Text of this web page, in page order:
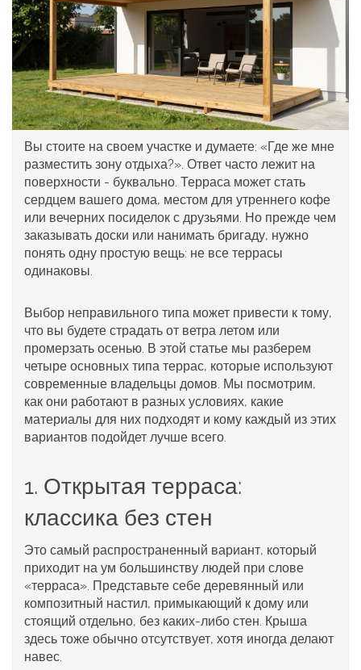
Вы стоите на своем участке и думаете: «Где же мне
разместить зону отдыха?». Ответ часто лежит на
поверхности - буквально. Терраса может стать
сердцем вашего дома, местом для утреннего кофе
или вечерних посиделок с друзьями. Но прежде чем
заказывать доски или нанимать бригаду, нужно
понять одну простую вещь: не все террасы
одинаковы.
Выбор неправильного типа может привести к тому,
что вы будете страдать от ветра летом или
промерзать осенью. В этой статье мы разберем
четыре основных типа террас, которые используют
современные владельцы домов. Мы посмотрим,
как они работают в разных условиях, какие
материалы для них подходят и кому каждый из этих
вариантов подойдет лучше всего.
1. Открытая терраса:
классика без стен
Это самый распространенный вариант, который
приходит на ум большинству людей при слове
«терраса». Представьте себе деревянный или
композитный настил, примыкающий к дому или
стоящий отдельно, без каких-либо стен. Крыша
здесь тоже обычно отсутствует, хотя иногда делают
навес.